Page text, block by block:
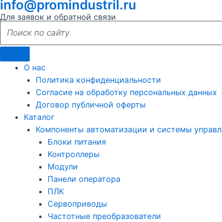
info@promindustril.ru
Для заявок и обратной связи
О нас
Политика конфиденциальности
Согласие на обработку персональных данных
Договор публичной оферты
Каталог
Компоненты автоматизации и системы
Блоки питания
Контроллеры
Модули
Панели оператора
ПЛК
Сервоприводы
Частотные преобразователи